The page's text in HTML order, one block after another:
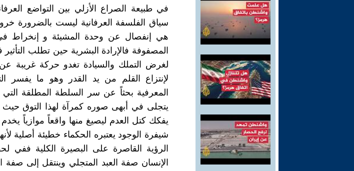
في طبيعة الصراع الأزلي بين التواضع
سياق الفلسفة العرفانية ليست بالضرورة
هي إنفصال عن وحدة المشيئة و إنخراط
المصفوفة فالإرادة البشرية حين تطلب
لغرض التملك والسيادة تغدو حركة غريبة عن
لإنتزاع القلم من يد القدر وهو ما يفسر
المعرفية بحثاً عن سر السلطة المطلقة
يتجلى في أبهى صوره كمرآة لهذا التوق حيث
يفكك كتل العدم ليصيغ منها واقعاً موازياً
شيفرة الوجود يعتبره الحكماء خطيئة أصلية
الرؤية القاصرة على البصيرة الكلية
الإنسان صفة العبد المتجلي وينتقل إلى